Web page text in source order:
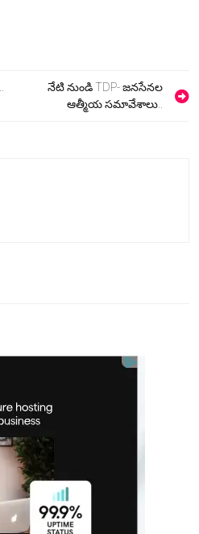
నేటి నుండి TDP- జనసేనల
ఆత్మీయ సమావేశాలు..